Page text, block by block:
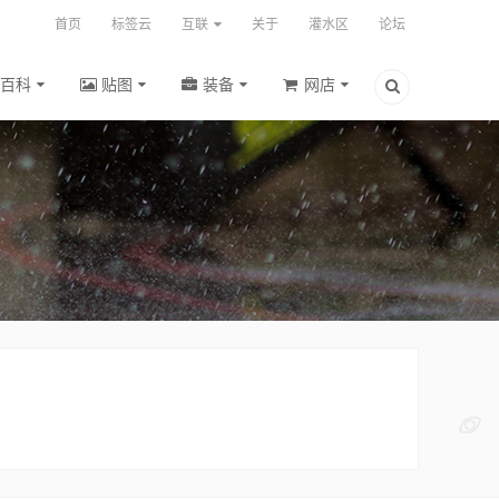
首页 标签云 互联 关于 灌水区 论坛
百科 贴图 装备 网店